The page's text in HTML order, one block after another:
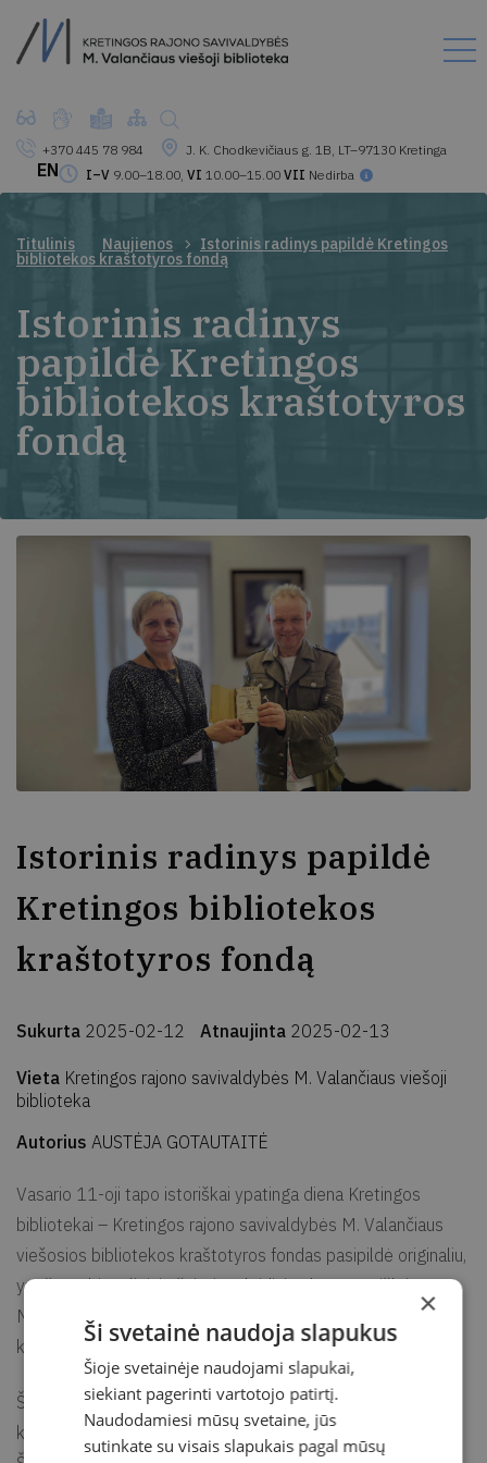
+370 445 78 984
J. K. Chodkevičiaus g. 1B, LT–97130 Kretinga
I–V 9.00–18.00, VI 10.00–15.00 VII Nedirba
EN
Titulinis Naujienos Istorinis radinys papildė Kretingos
bibliotekos kraštotyros fondą
Istorinis radinys
papildė Kretingos
bibliotekos kraštotyros
fondą
Istorinis radinys papildė
Kretingos bibliotekos
kraštotyros fondą
Sukurta 2025-02-12 Atnaujinta 2025-02-13
Vieta Kretingos rajono savivaldybės M. Valančiaus viešoji
biblioteka
Autorius AUSTĖJA GOTAUTAITĖ
Vasario 11-oji tapo istoriškai ypatinga diena Kretingos
bibliotekai – Kretingos rajono savivaldybės M. Valančiaus
viešosios bibliotekos kraštotyros fondas pasipildė originaliu,
ypač svarbiu religinio švietimo leidiniu, dar XIX a. išleistu
Motiejaus Valančiaus veikalu – „Prade ir iszsiplietimas
kataliku tikieima“ (1864).
Šį leidinį Kretingos bibliotekai padovanojo Klaidas Mačernis,
kuris knygą atrado tvarkydamas savo asmeninę palėpę
×
Ši svetainė naudoja slapukus
Šioje svetainėje naudojami slapukai,
siekiant pagerinti vartotojo patirtį.
Naudodamiesi mūsų svetaine, jūs
sutinkate su visais slapukais pagal mūsų